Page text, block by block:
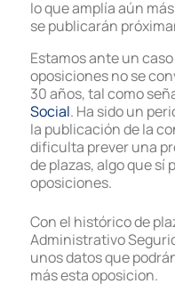
lo que amplía aún
se publicarán
Estamos ante un
oposiciones no se
30 años, tal como
Social. Ha sido un
la publicación de la
dificulta prever una
de plazas, algo que sí
oposiciones.
Con el histórico de
Administrativo
unos datos que
más esta oposicion.